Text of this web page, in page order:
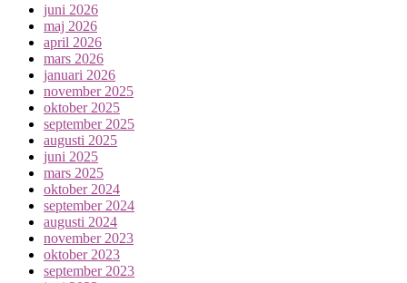
juni 2026
maj 2026
april 2026
mars 2026
januari 2026
november 2025
oktober 2025
september 2025
augusti 2025
juni 2025
mars 2025
oktober 2024
september 2024
augusti 2024
november 2023
oktober 2023
september 2023